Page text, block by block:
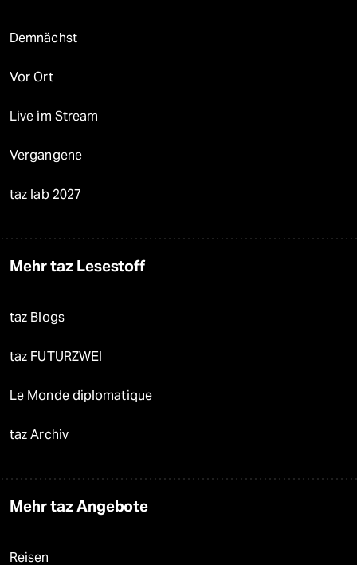
Demnächst
Vor Ort
Live im Stream
Vergangene
taz lab 2027
Mehr taz Lesestoff
taz Blogs
taz FUTURZWEI
Le Monde diplomatique
taz Archiv
Mehr taz Angebote
Reisen